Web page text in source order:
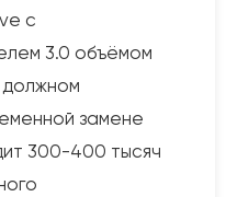
с
3.0 объёмом
замене
300-400 тысяч